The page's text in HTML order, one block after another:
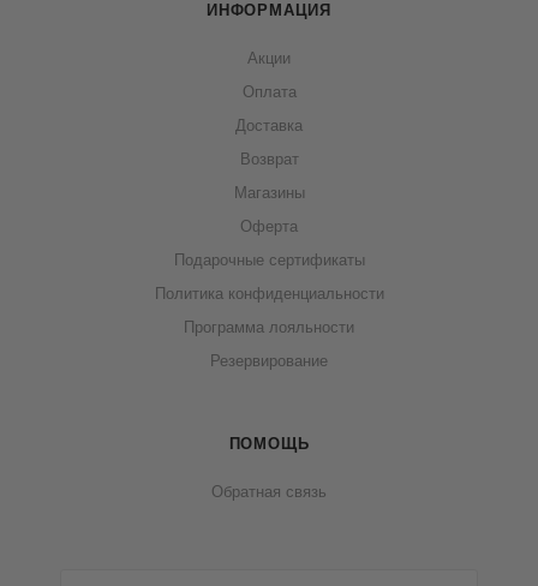
ИНФОРМАЦИЯ
Акции
Оплата
Доставка
Возврат
Магазины
Оферта
Подарочные сертификаты
Политика конфиденциальности
Программа лояльности
Резервирование
ПОМОЩЬ
Обратная связь